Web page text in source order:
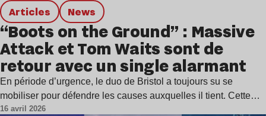
Articles news
“Boots on the Ground” : Massive
Attack et Tom Waits sont de
retour avec un single alarmant
En période d’urgence, le duo de Bristol a toujours su se
mobiliser pour défendre les causes auxquelles il tient. Cette…
16 avril 2026